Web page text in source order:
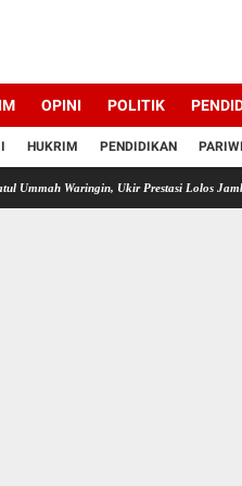
OPINI POLITIK
HUKRIM PENDIDIKAN
Ukir Prestasi Lolos Jambore